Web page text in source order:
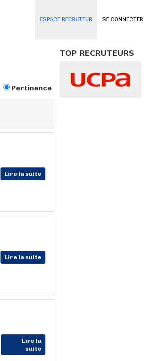
SE CONNECTER
ESPACE RECRUTEUR
Pertinence
Lire la suite
Lire la suite
Lire la
suite
TOP RECRUTEURS